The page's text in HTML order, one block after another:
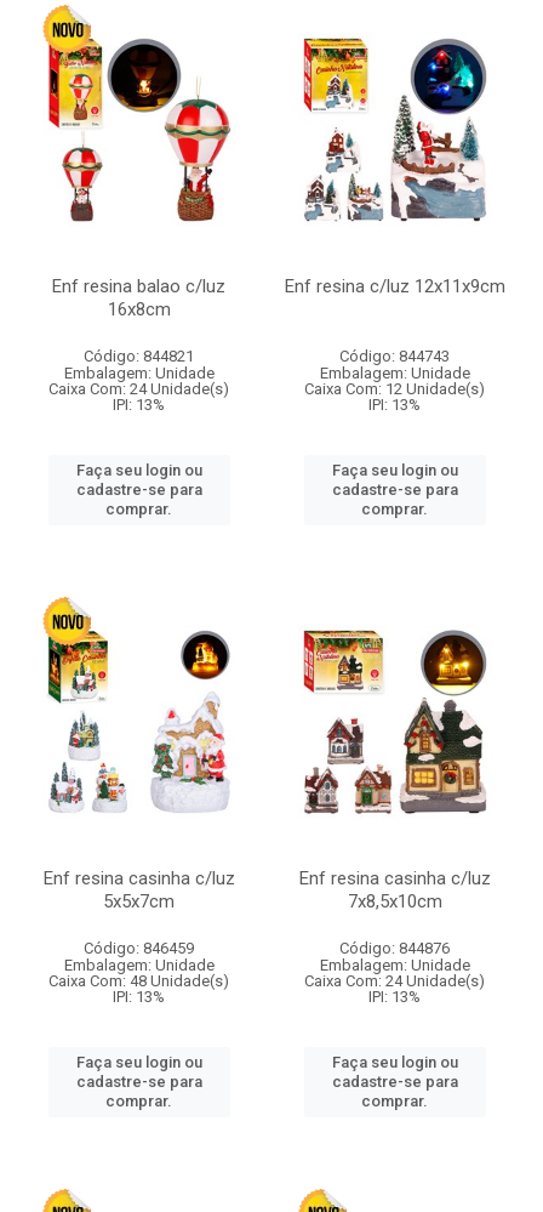
Enf resina balao c/luz
16x8cm
Código: 844821
Embalagem: Unidade
Caixa Com: 24 Unidade(s)
IPI: 13%
Faça seu login ou
cadastre-se para
comprar.
Enf resina c/luz 12x11x9cm
Código: 844743
Embalagem: Unidade
Caixa Com: 12 Unidade(s)
IPI: 13%
Faça seu login ou
cadastre-se para
comprar.
Enf resina casinha c/luz
5x5x7cm
Código: 846459
Embalagem: Unidade
Caixa Com: 48 Unidade(s)
IPI: 13%
Faça seu login ou
cadastre-se para
comprar.
Enf resina casinha c/luz
7x8,5x10cm
Código: 844876
Embalagem: Unidade
Caixa Com: 24 Unidade(s)
IPI: 13%
Faça seu login ou
cadastre-se para
comprar.